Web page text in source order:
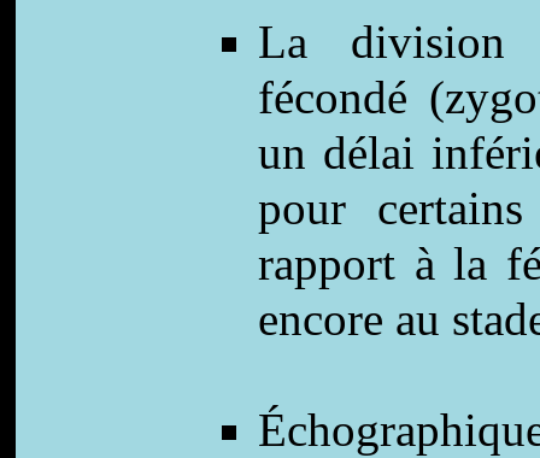
La division
fécondé
un délai
pour
rapport à la
encore au